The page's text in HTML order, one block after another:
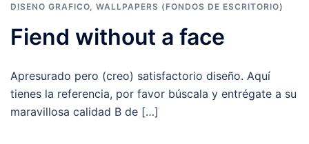
DISENO GRAFICO, WALLPAPERS (FONDOS DE ESCRITORIO)
Fiend without a face
Apresurado pero (creo) satisfactorio diseño. Aquí
tienes la referencia, por favor búscala y entrégate a su
maravillosa calidad B de […]